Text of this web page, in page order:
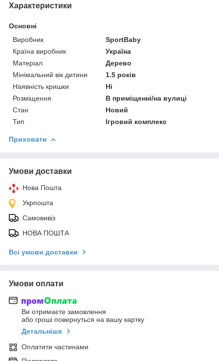
Характеристики
Основні
Виробник
SportBaby
Країна виробник
Україна
Матеріал
Дерево
Мінімальний вік дитини
1.5 років
Наявність кришки
Ні
Розміщення
В приміщенні/на вулиці
Стан
Новий
Тип
Ігровий комплекс
Приховати
Умови доставки
Нова Пошта
Укрпошта
Самовивіз
НОВА ПОШТА
Всі умови доставки
Умови оплати
Ви отримаєте замовлення
або гроші повернуться на вашу картку
Детальніше
Оплатити частинами